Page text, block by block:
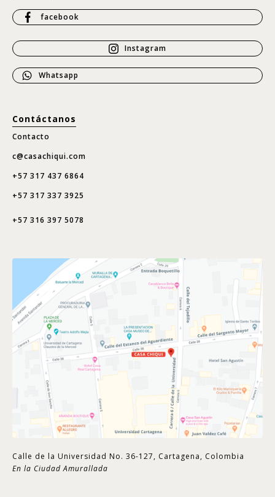
facebook
Instagram
Whatsapp
Contáctanos
Contacto
c@casachiqui.com
+57 317 437 6864
+57 317 337 3925
+57 316 397 5078
Calle de la Universidad No. 36-127, Cartagena, Colombia
En la Ciudad Amurallada